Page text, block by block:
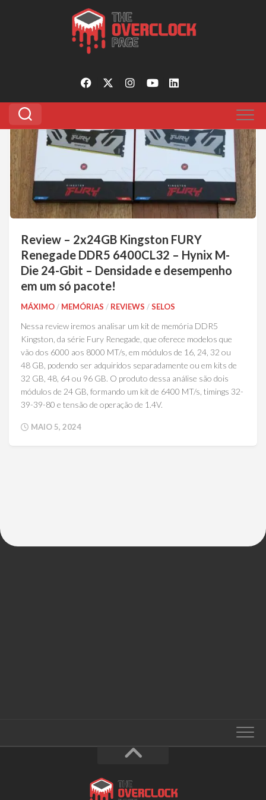
2x24gb kingston fury renegada 6400cl32
Review – 2x24GB Kingston FURY
Renegade DDR5 6400CL32 – Hynix M-
Die 24-Gbit – Densidade e desempenho
em um só pacote!
MÁXIMO/ MEMÓRIAS / REVIEWS /SELOS
Nessa review iremos analisar um kit de memória DDR5
Kingston, da série Fury Renegade, que oferece modelos que
vão dos 6000 aos 8000 MT/s, em módulos de 16, 24, 32 ou
48 GB, podendo ser adquiridos separadamente ou em kits de
32 GB, 48, 64 ou 96 GB. O produto dessa análise são dois
módulos de 24 GB, formando um kit de 6400 MT/s, timings 32-
39-39-80 e tensão de operação de 1.4V.
MAIO 5, 2024